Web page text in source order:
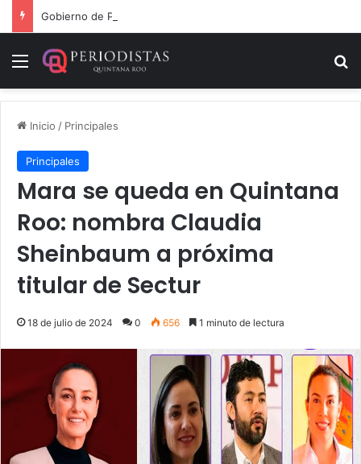
Menú
Inicio / Principales
Principales
Mara se queda en Quintana
Roo: nombra Claudia
Sheinbaum a próxima
titular de Sectur
18 de julio de 2024 0 656 1 minuto de lectura